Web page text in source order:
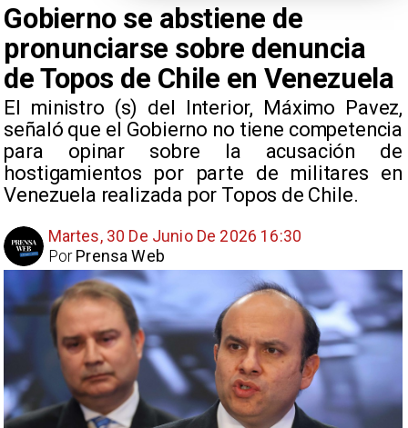
Gobierno se abstiene de
pronunciarse sobre denuncia
de Topos de Chile en Venezuela
El ministro (s) del Interior, Máximo Pavez,
señaló que el Gobierno no tiene competencia
para opinar sobre la acusación de
hostigamientos por parte de militares en
Venezuela realizada por Topos de Chile.
Martes, 30 De Junio De 2026 16:30
Prensa Web
Por